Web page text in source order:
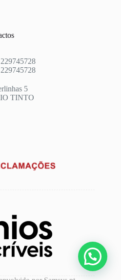
5
TINTO